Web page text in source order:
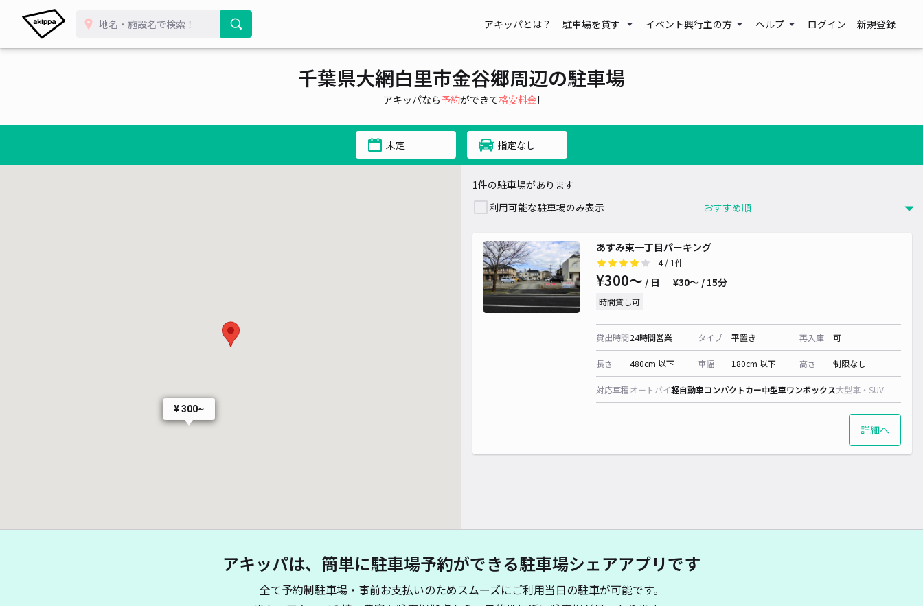
アキッパとは？ 駐車場を貸す イベント興行主の方 ヘルプ ログイン 新規登録
千葉県大網白里市金谷郷周辺の駐車場
アキッパなら予約ができて格安料金!
未定 指定なし
¥ 300~
1件の駐車場があります
利用可能な駐車場のみ表示
あすみ東一丁目パーキング
4/ 1件
¥300〜 / 日 ¥30〜 / 15分
時間貸し可
貸出時間24時間営業 タイプ 平置き 再入庫 可
長さ 480cm 以下 車幅 180cm 以下 高さ 制限なし
対応車種オートバイ軽自動車コンパクトカー中型車ワンボックス大型車・SUV
詳細へ
アキッパは、簡単に駐車場予約ができる駐車場シェアアプリです
全て予約制駐車場・事前お支払いのためスムーズにご利用当日の駐車が可能です。